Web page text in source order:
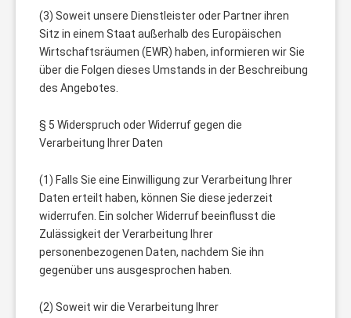
(3) Soweit unsere Dienstleister oder Partner ihren
Sitz in einem Staat außerhalb des Europäischen
Wirtschaftsräumen (EWR) haben, informieren wir Sie
über die Folgen dieses Umstands in der Beschreibung
des Angebotes.
§ 5 Widerspruch oder Widerruf gegen die
Verarbeitung Ihrer Daten
(1) Falls Sie eine Einwilligung zur Verarbeitung Ihrer
Daten erteilt haben, können Sie diese jederzeit
widerrufen. Ein solcher Widerruf beeinflusst die
Zulässigkeit der Verarbeitung Ihrer
personenbezogenen Daten, nachdem Sie ihn
gegenüber uns ausgesprochen haben.
(2) Soweit wir die Verarbeitung Ihrer